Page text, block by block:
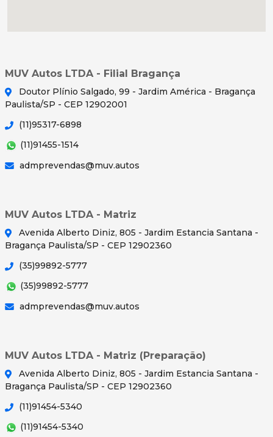
MUV Autos LTDA - Filial Bragança
Doutor Plínio Salgado, 99 - Jardim América - Bragança
Paulista/SP - CEP 12902001
(11)95317-6898
(11)91455-1514
admprevendas@muv.autos
MUV Autos LTDA - Matriz
Avenida Alberto Diniz, 805 - Jardim Estancia Santana -
Bragança Paulista/SP - CEP 12902360
(35)99892-5777
(35)99892-5777
admprevendas@muv.autos
MUV Autos LTDA - Matriz (Preparação)
Avenida Alberto Diniz, 805 - Jardim Estancia Santana -
Bragança Paulista/SP - CEP 12902360
(11)91454-5340
(11)91454-5340